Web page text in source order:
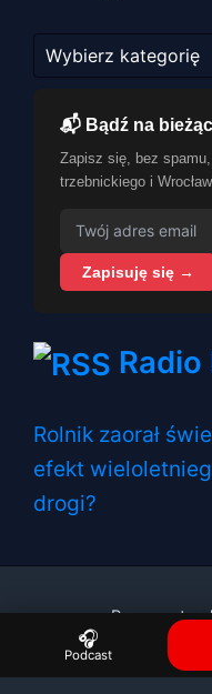
📬 Bądź na
Zapisz się, bez
trzebnickiego i
Zapisuję się →
Radio
Rolnik zaorał
efekt
drogi?
Prawa
🎧
Podcast